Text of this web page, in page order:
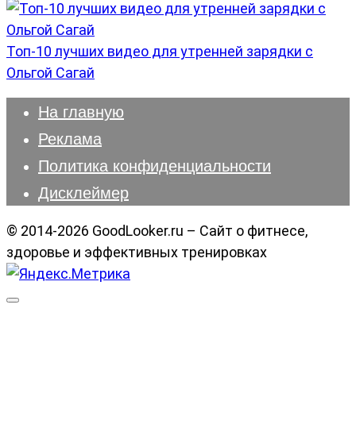
Топ-10 лучших видео для утренней зарядки с
Ольгой Сагай
На главную
Реклама
Политика конфиденциальности
Дисклеймер
© 2014-2026 GoodLooker.ru – Сайт о фитнесе,
здоровье и эффективных тренировках